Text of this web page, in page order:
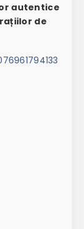
autentice
de